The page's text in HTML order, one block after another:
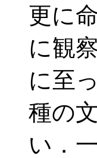
更に
に観
に至
種の
い．